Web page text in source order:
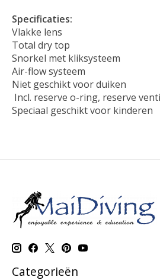
Specificaties:
Vlakke lens
Total dry top
Snorkel met kliksysteem
Air-flow systeem
Niet geschikt voor duiken
Incl. reserve o-ring, reserve
Speciaal geschikt voor kinderen
Categorieën